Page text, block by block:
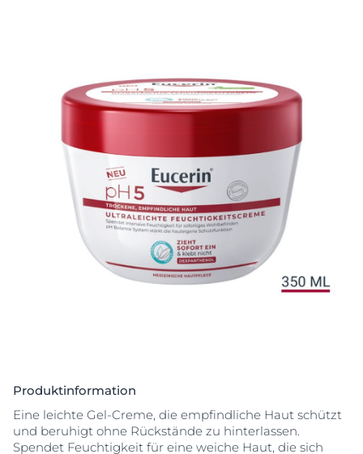
Produktinformation
Eine leichte Gel-Creme, die empfindliche Haut schützt
und beruhigt ohne Rückstände zu hinterlassen.
Spendet Feuchtigkeit für eine weiche Haut, die sich